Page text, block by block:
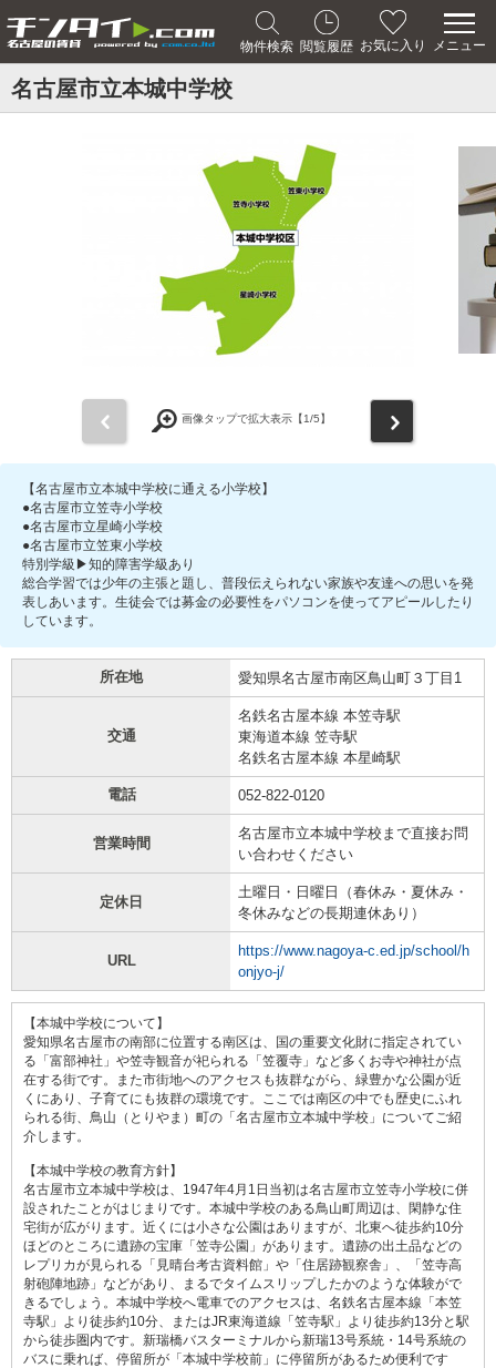
物件検索 閲覧履歴 お気に入り メニュー
名古屋市立本城中学校
画像タップで拡大表示【1/5】
【名古屋市立本城中学校に通える小学校】
●名古屋市立笠寺小学校
●名古屋市立星崎小学校
●名古屋市立笠東小学校
特別学級▶知的障害学級あり
総合学習では少年の主張と題し、普段伝えられない家族や友達への思いを発
表しあいます。生徒会では募金の必要性をパソコンを使ってアピールしたり
しています。
所在地 愛知県名古屋市南区鳥山町３丁目1
交通
名鉄名古屋本線 本笠寺駅
東海道本線 笠寺駅
名鉄名古屋本線 本星崎駅
電話 052-822-0120
営業時間
名古屋市立本城中学校まで直接お問
い合わせください
定休日
土曜日・日曜日（春休み・夏休み・
冬休みなどの長期連休あり）
URL
https://www.nagoya-c.ed.jp/school/h
onjyo-j/
【本城中学校について】
愛知県名古屋市の南部に位置する南区は、国の重要文化財に指定されてい
る「富部神社」や笠寺観音が祀られる「笠覆寺」など多くお寺や神社が点
在する街です。また市街地へのアクセスも抜群ながら、緑豊かな公園が近
くにあり、子育てにも抜群の環境です。ここでは南区の中でも歴史にふれ
られる街、鳥山（とりやま）町の「名古屋市立本城中学校」についてご紹
介します。
【本城中学校の教育方針】
名古屋市立本城中学校は、1947年4月1日当初は名古屋市立笠寺小学校に併
設されたことがはじまりです。本城中学校のある鳥山町周辺は、閑静な住
宅街が広がります。近くには小さな公園はありますが、北東へ徒歩約10分
ほどのところに遺跡の宝庫「笠寺公園」があります。遺跡の出土品などの
レプリカが見られる「見晴台考古資料館」や「住居跡観察舎」、「笠寺高
射砲陣地跡」などがあり、まるでタイムスリップしたかのような体験がで
きるでしょう。本城中学校へ電車でのアクセスは、名鉄名古屋本線「本笠
寺駅」より徒歩約10分、またはJR東海道線「笠寺駅」より徒歩約13分と駅
から徒歩圏内です。新瑞橋バスターミナルから新瑞13号系統・14号系統の
バスに乗れば、停留所が「本城中学校前」に停留所があるため便利です